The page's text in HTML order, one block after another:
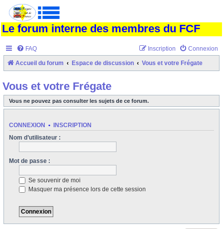
Le forum interne des membres du FCF
FAQ Connexion
Inscription
Accueil du forum Espace de discussion Vous et votre Frégate
Vous et votre Frégate
Vous ne pouvez pas consulter les sujets de ce forum.
CONNEXION • INSCRIPTION
Nom d’utilisateur :
Mot de passe :
Se souvenir de moi
Masquer ma présence lors de cette session